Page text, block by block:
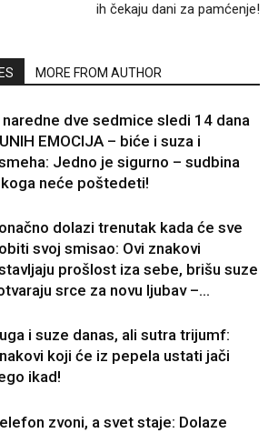
ih čekaju dani za pamćenje!
MORE FROM AUTHOR
naredne dve sedmice sledi 14 dana
EMOCIJA – biće i suza i
Jedno je sigurno – sudbina
neće poštedeti!
dolazi trenutak kada će sve
svoj smisao: Ovi znakovi
prošlost iza sebe, brišu suze
srce za novu ljubav –...
i suze danas, ali sutra trijumf:
koji će iz pepela ustati jači
ikad!
zvoni, a svet staje: Dolaze